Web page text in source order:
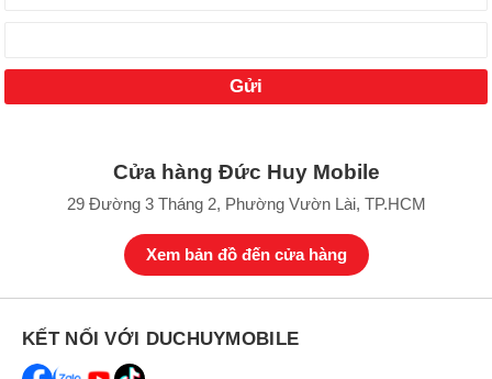
Cửa hàng Đức Huy Mobile
29 Đường 3 Tháng 2, Phường Vườn Lài, TP.HCM
Xem bản đồ đến cửa hàng
KẾT NỐI VỚI DUCHUYMOBILE